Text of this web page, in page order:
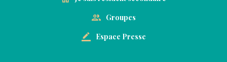
Groupes
Espace Presse